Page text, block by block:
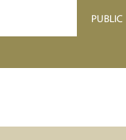
PUBLIC